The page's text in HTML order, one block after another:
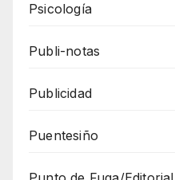
Psicología
Publi-notas
Publicidad
Puentesiño